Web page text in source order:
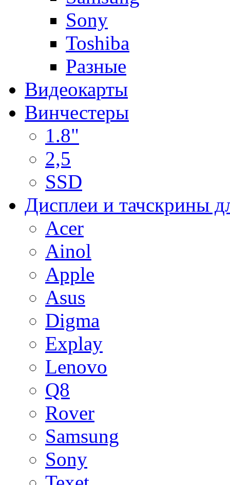
Sony
Toshiba
Разные
Видеокарты
Винчестеры
1.8"
2,5
SSD
Дисплеи и тачскрины
Acer
Ainol
Apple
Asus
Digma
Explay
Lenovo
Q8
Rover
Samsung
Sony